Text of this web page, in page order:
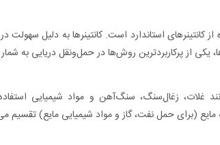
کانتینرهای استاندارد است. کانتینرها به دلیل سهولت
یکی از پرکاربردترین روش‌ها در حمل‌ونقل دریایی به
غلات، زغال‌سنگ، سنگ‌آهن و مواد شیمیایی
(برای حمل نفت، گاز و مواد شیمیایی مایع) تقسیم